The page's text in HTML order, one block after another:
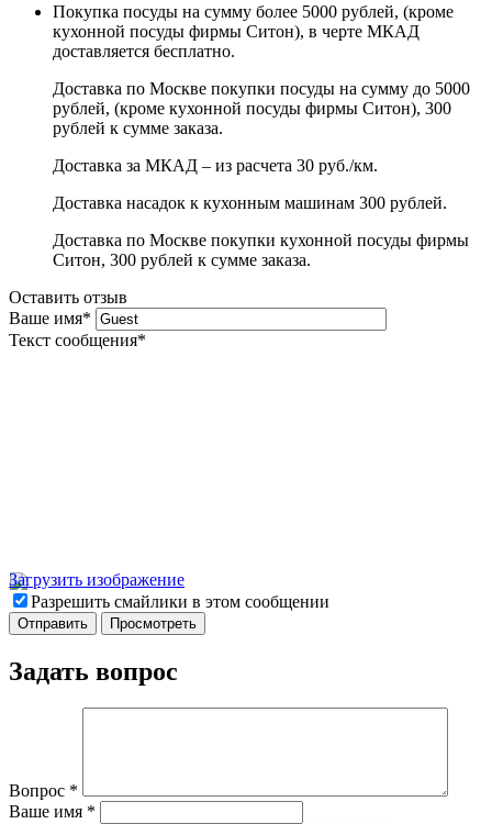
Покупка посуды на сумму более 5000 рублей, (кроме
кухонной посуды фирмы Ситон), в черте МКАД
доставляется бесплатно.
Доставка по Москве покупки посуды на сумму до 5000
рублей, (кроме кухонной посуды фирмы Ситон), 300
рублей к сумме заказа.
Доставка за МКАД – из расчета 30 руб./км.
Доставка насадок к кухонным машинам 300 рублей.
Доставка по Москве покупки кухонной посуды фирмы
Ситон, 300 рублей к сумме заказа.
Оставить отзыв
Ваше имя*
Текст сообщения*
Загрузить изображение
Разрешить смайлики в этом сообщении
Задать вопрос
Вопрос *
Ваше имя *